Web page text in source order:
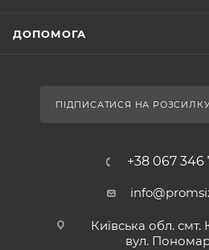
ДОПОМОГА
ПІДПИСАТИСЯ НА РОЗСИЛКУ
+38 067 346
Київська обл.
вул.